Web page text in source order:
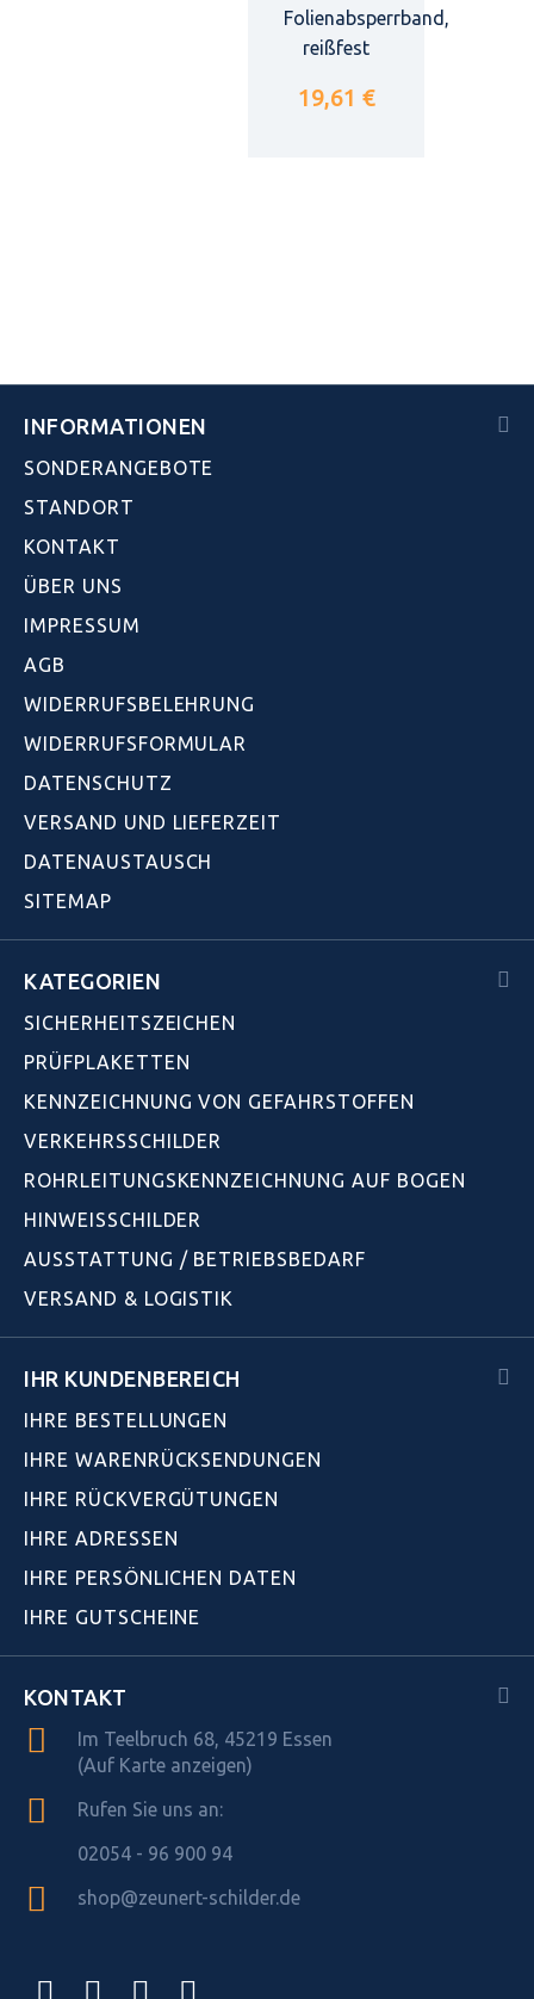
Folienabsperrband,
reißfest
19,61 €
INFORMATIONEN
SONDERANGEBOTE
STANDORT
KONTAKT
ÜBER UNS
IMPRESSUM
AGB
WIDERRUFSBELEHRUNG
WIDERRUFSFORMULAR
DATENSCHUTZ
VERSAND UND LIEFERZEIT
DATENAUSTAUSCH
SITEMAP
KATEGORIEN
SICHERHEITSZEICHEN
PRÜFPLAKETTEN
KENNZEICHNUNG VON GEFAHRSTOFFEN
VERKEHRSSCHILDER
ROHRLEITUNGSKENNZEICHNUNG AUF BOGEN
HINWEISSCHILDER
AUSSTATTUNG / BETRIEBSBEDARF
VERSAND & LOGISTIK
IHR KUNDENBEREICH
IHRE BESTELLUNGEN
IHRE WARENRÜCKSENDUNGEN
IHRE RÜCKVERGÜTUNGEN
IHRE ADRESSEN
IHRE PERSÖNLICHEN DATEN
IHRE GUTSCHEINE
KONTAKT
Im Teelbruch 68, 45219 Essen
(Auf Karte anzeigen)
Rufen Sie uns an:
02054 - 96 900 94
shop@zeunert-schilder.de